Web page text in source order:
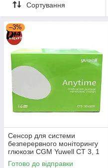
Сортування
–3%
Сенсор для системи
безперервного моніторингу
глюкози CGM Yuwell CT 3, 1
пак.
Готово до відправки